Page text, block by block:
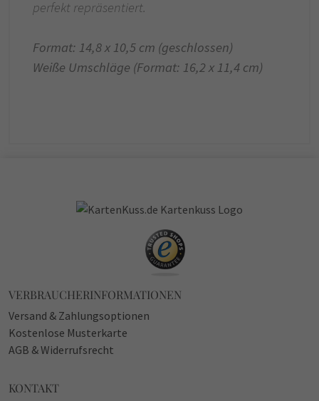
perfekt repräsentiert.
Format: 14,8 x 10,5 cm (geschlossen)
Weiße Umschläge (Format: 16,2 x 11,4 cm)
VERBRAUCHERINFORMATIONEN
Versand & Zahlungsoptionen
Kostenlose Musterkarte
AGB & Widerrufsrecht
KONTAKT